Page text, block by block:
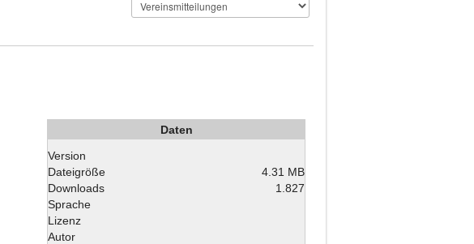
Daten
Version
Dateigröße
4.31 MB
Downloads
1.827
Sprache
Lizenz
Autor